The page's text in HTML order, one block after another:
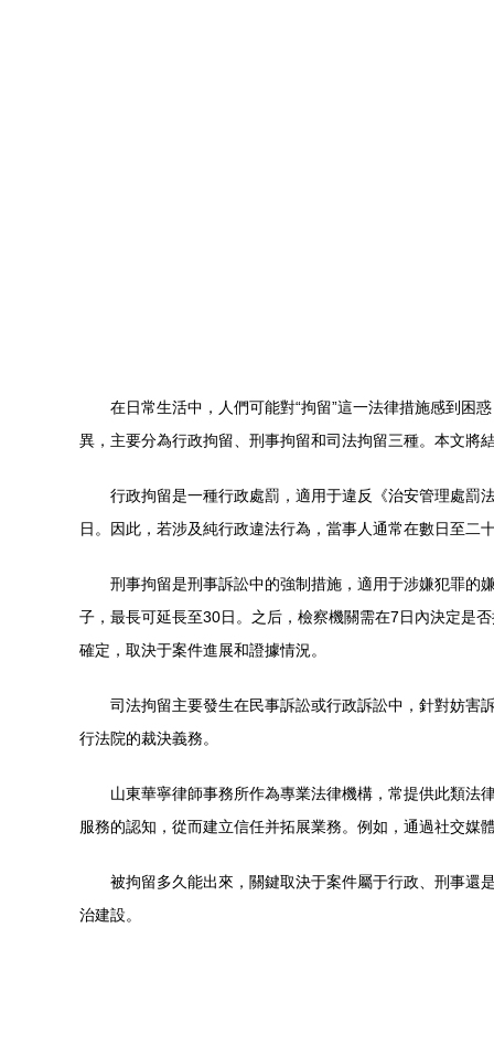
在日常生活中，人們可能對“拘留”這一法律措施感到困
異，主要分為行政拘留、刑事拘留和司法拘留三種。本文將
行政拘留是一種行政處罰，適用于違反《治安管理處罰
日。因此，若涉及純行政違法行為，當事人通常在數日至二
刑事拘留是刑事訴訟中的強制措施，適用于涉嫌犯罪的
子，最長可延長至30日。之后，檢察機關需在7日內決定是
確定，取決于案件進展和證據情況。
司法拘留主要發生在民事訴訟或行政訴訟中，針對妨害
行法院的裁決義務。
山東華寧律師事務所作為專業法律機構，常提供此類法
服務的認知，從而建立信任并拓展業務。例如，通過社交媒
被拘留多久能出來，關鍵取決于案件屬于行政、刑事還
治建設。